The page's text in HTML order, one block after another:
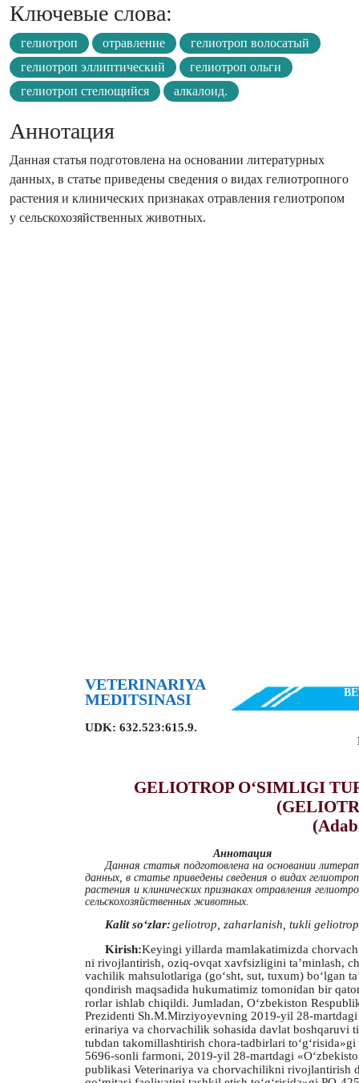
Ключевые слова:
гелиотроп отравление
гелиотроп волосатый
гелиотроп эллиптический
гелиотроп ольги
гелиотроп стелющийся
алкалоид.
Аннотация
Данная статья подготовлена на основании литературных
данных, в статье приведены сведения о видах гелиотропного
растения и клинических признаках отравления гелиотропом
у сельскохозяйственных животных.
VETERINARIYA
MEDITSINASI
Kirish:Keyingi yillarda mamlakatimizda
ni rivojlantirish, oziq-ovqat xavfsizligini ta’minlash,
vachilik mahsulotlariga (go‘sht, sut, tuxum) bo‘lgan
qondirish maqsadida hukumatimiz tomonidan bir
rorlar ishlab chiqildi. Jumladan, O‘zbekiston
Prezidenti Sh.M.Mirziyoyevning 2019-yil 28-martdagi
erinariya va chorvachilik sohasida davlat boshqaruvi
tubdan takomillashtirish chora-tadbirlari to‘g‘risida»gi
5696-sonli farmoni, 2019-yil 28-martdagi
publikasi Veterinariya va chorvachilikni rivojlantirish
UDK: 632.523:615.9.
GELIOTROP O‘SIMLIGI
Аннотация
Данная статья подготовлена на основании
данных, в статье приведены сведения о видах
растения и клинических признаках отравления
сельскохозяйственных животных.
Kalit so‘zlar:geliotrop, zaharlanish, tukli